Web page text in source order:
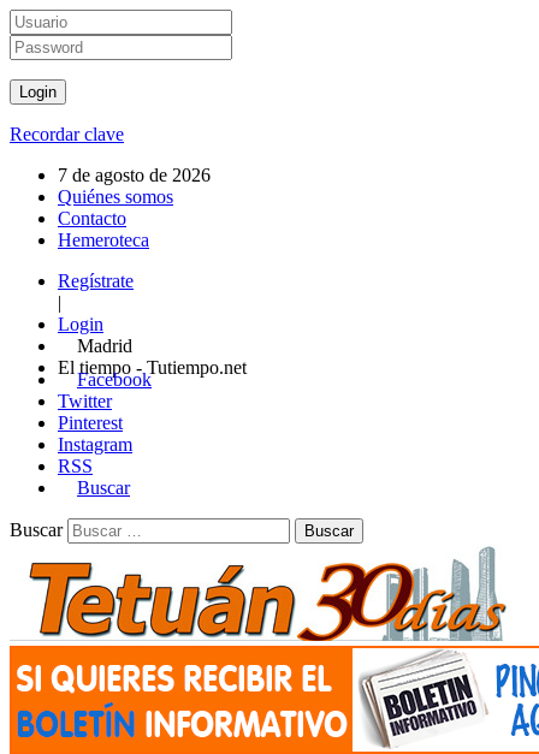
Recordar clave
7 de agosto de 2026
Quiénes somos
Contacto
Hemeroteca
Regístrate
|
Login
Madrid
El tiempo - Tutiempo.net
Facebook
Twitter
Pinterest
Instagram
RSS
Buscar
Buscar